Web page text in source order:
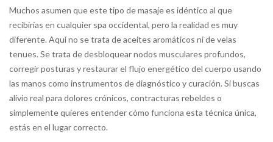
Muchos asumen que este tipo de masaje es idéntico al que
recibirías en cualquier spa occidental, pero la realidad es muy
diferente. Aquí no se trata de aceites aromáticos ni de velas
tenues. Se trata de desbloquear nodos musculares profundos,
corregir posturas y restaurar el flujo energético del cuerpo usando
las manos como instrumentos de diagnóstico y curación. Si buscas
alivio real para dolores crónicos, contracturas rebeldes o
simplemente quieres entender cómo funciona esta técnica única,
estás en el lugar correcto.